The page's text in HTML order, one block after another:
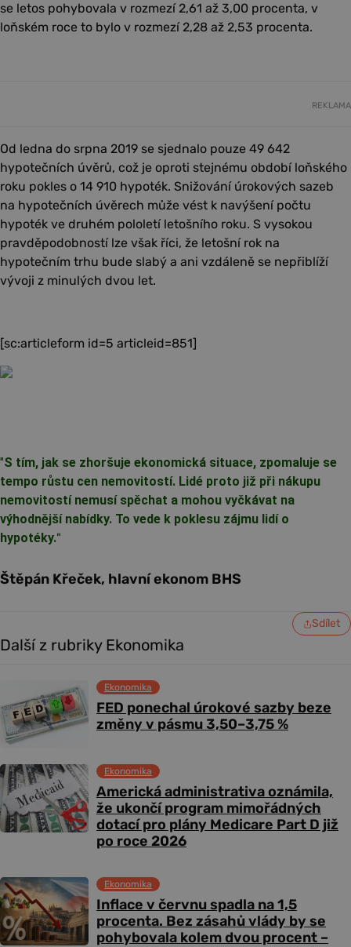
se letos pohybovala v rozmezí 2,61 až 3,00 procenta, v
loňském roce to bylo v rozmezí 2,28 až 2,53 procenta.
REKLAMA
Od ledna do srpna 2019 se sjednalo pouze 49 642
hypotečních úvěrů, což je oproti stejnému období loňského
roku pokles o 14 910 hypoték. Snižování úrokových sazeb
na hypotečních úvěrech může vést k navýšení počtu
hypoték ve druhém pololetí letošního roku. S vysokou
pravděpodobností lze však říci, že letošní rok na
hypotečním trhu bude slabý a ani vzdáleně se nepřiblíží
vývoji z minulých dvou let.
[sc:articleform id=5 articleid=851]
"S tím, jak se zhoršuje ekonomická situace, zpomaluje se
tempo růstu cen nemovitostí. Lidé proto již při nákupu
nemovitostí nemusí spěchat a mohou vyčkávat na
výhodnější nabídky. To vede k poklesu zájmu lidí o
hypotéky."
Štěpán Křeček, hlavní ekonom BHS
Sdílet
Další z rubriky Ekonomika
FED ponechal úrokové sazby beze
změny v pásmu 3,50–3,75 %
Ekonomika
Americká administrativa oznámila,
že ukončí program mimořádných
dotací pro plány Medicare Part D již
po roce 2026
Ekonomika
Inflace v červnu spadla na 1,5
procenta. Bez zásahů vlády by se
pohybovala kolem dvou procent –
Ekonomika